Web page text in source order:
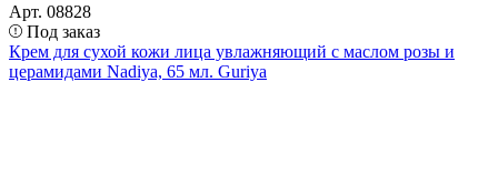
Арт. 08828
Под заказ
Крем для сухой кожи лица увлажняющий с маслом розы и
церамидами Nadiya, 65 мл. Guriya